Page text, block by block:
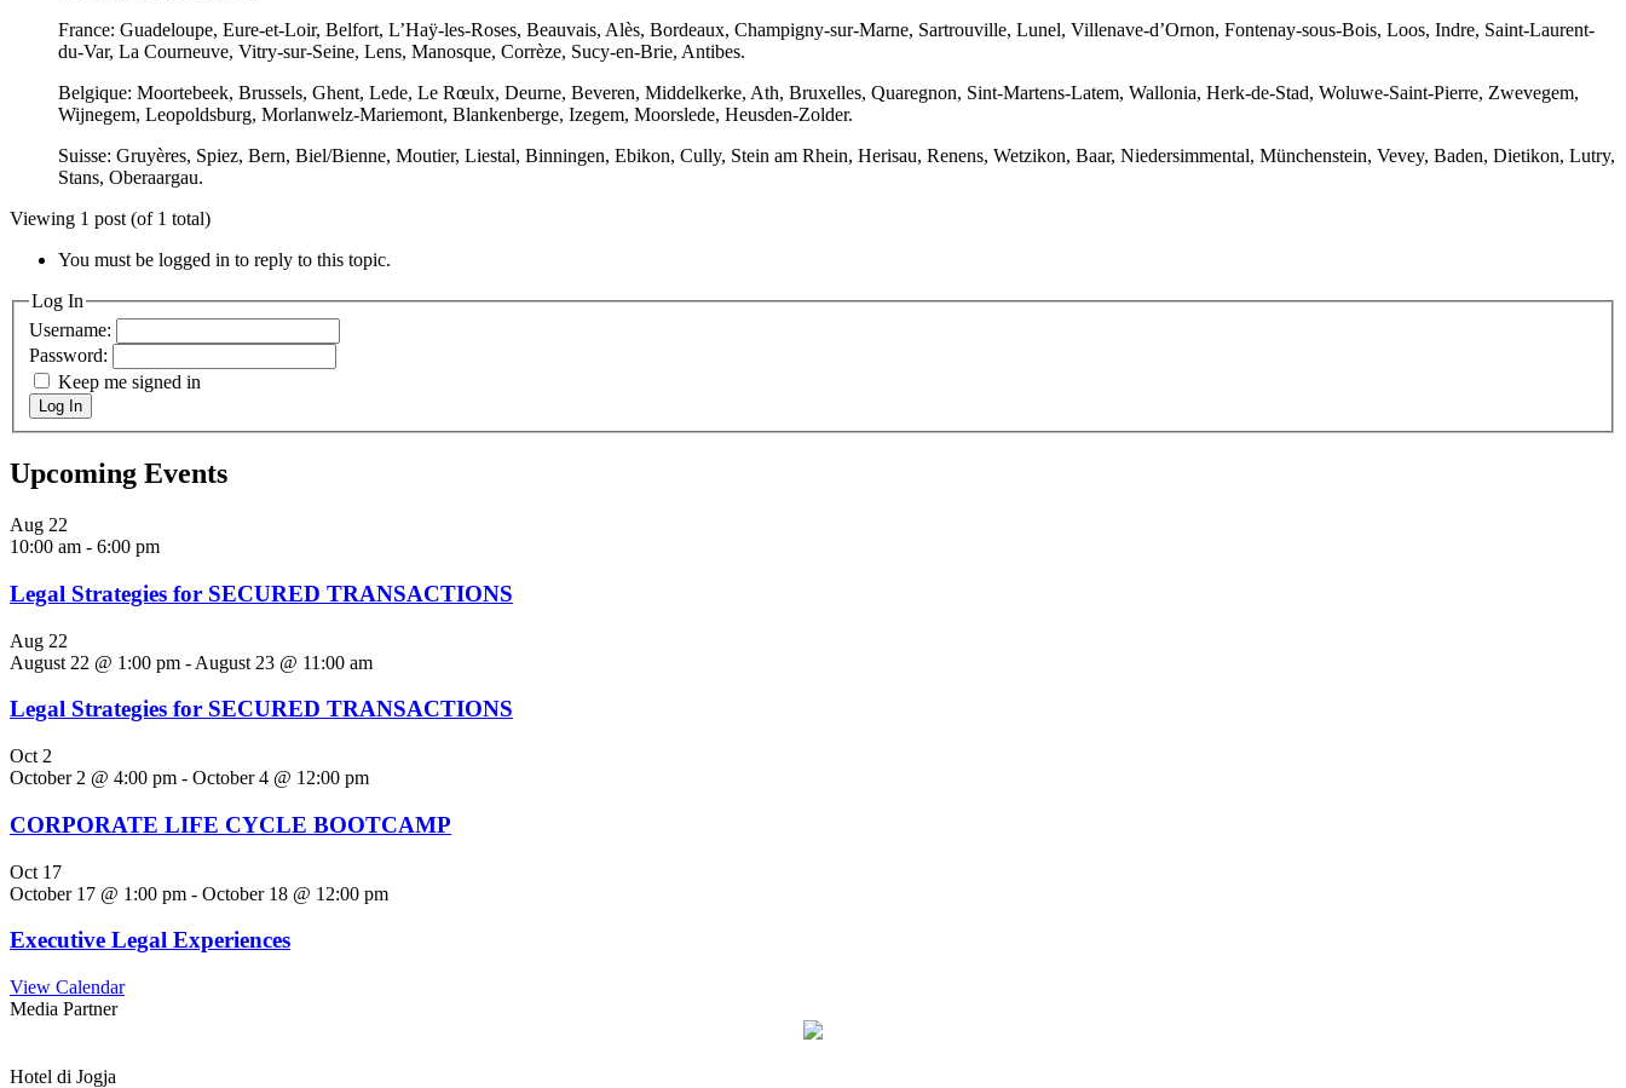
France: Guadeloupe, Eure-et-Loir, Belfort, L’Haÿ-les-Roses, Beauvais, Alès, Bordeaux, Champigny-sur-Marne, Sartrouville, Lunel, Villenave-d’Ornon, Fontenay-sous-Bois, Loos, Indre, Saint-Laurent-
du-Var, La Courneuve, Vitry-sur-Seine, Lens, Manosque, Corrèze, Sucy-en-Brie, Antibes.
Belgique: Moortebeek, Brussels, Ghent, Lede, Le Rœulx, Deurne, Beveren, Middelkerke, Ath, Bruxelles, Quaregnon, Sint-Martens-Latem, Wallonia, Herk-de-Stad, Woluwe-Saint-Pierre, Zwevegem,
Wijnegem, Leopoldsburg, Morlanwelz-Mariemont, Blankenberge, Izegem, Moorslede, Heusden-Zolder.
Suisse: Gruyères, Spiez, Bern, Biel/Bienne, Moutier, Liestal, Binningen, Ebikon, Cully, Stein am Rhein, Herisau, Renens, Wetzikon, Baar, Niedersimmental, Münchenstein, Vevey, Baden, Dietikon, Lutry,
Stans, Oberaargau.
Viewing 1 post (of 1 total)
You must be logged in to reply to this topic.
Log In
Username:
Password:
Keep me signed in
Log In
Upcoming Events
Aug 22
10:00 am - 6:00 pm
Legal Strategies for SECURED TRANSACTIONS
Aug 22
August 22 @ 1:00 pm - August 23 @ 11:00 am
Legal Strategies for SECURED TRANSACTIONS
Oct 2
October 2 @ 4:00 pm - October 4 @ 12:00 pm
CORPORATE LIFE CYCLE BOOTCAMP
Oct 17
October 17 @ 1:00 pm - October 18 @ 12:00 pm
Executive Legal Experiences
View Calendar
Media Partner
Hotel di Jogja